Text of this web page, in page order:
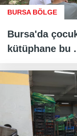
BURSA BÖLGE
Bursa'da
kütüphane bu